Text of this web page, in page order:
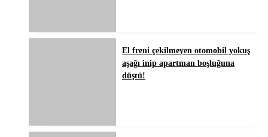
El freni çekilmeyen otomobil yokuş
aşağı inip apartman boşluğuna
düştü!